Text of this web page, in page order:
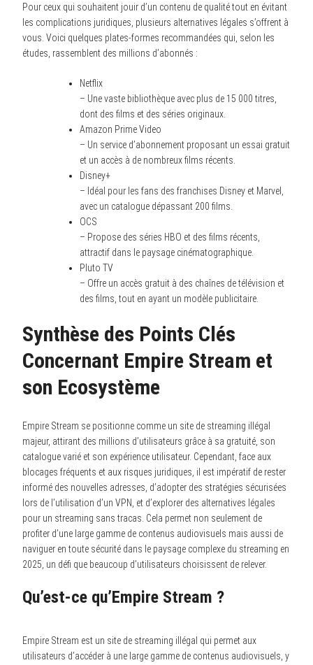
Pour ceux qui souhaitent jouir d’un contenu de qualité tout en évitant
les complications juridiques, plusieurs alternatives légales s’offrent à
vous. Voici quelques plates-formes recommandées qui, selon les
études, rassemblent des millions d’abonnés :
Netflix
– Une vaste bibliothèque avec plus de 15 000 titres,
dont des films et des séries originaux.
Amazon Prime Video
– Un service d’abonnement proposant un essai gratuit
et un accès à de nombreux films récents.
Disney+
– Idéal pour les fans des franchises Disney et Marvel,
avec un catalogue dépassant 200 films.
OCS
– Propose des séries HBO et des films récents,
attractif dans le paysage cinématographique.
Pluto TV
– Offre un accès gratuit à des chaînes de télévision et
des films, tout en ayant un modèle publicitaire.
Synthèse des Points Clés
Concernant Empire Stream et
son Ecosystème
Empire Stream se positionne comme un site de streaming illégal
majeur, attirant des millions d’utilisateurs grâce à sa gratuité, son
catalogue varié et son expérience utilisateur. Cependant, face aux
blocages fréquents et aux risques juridiques, il est impératif de rester
informé des nouvelles adresses, d’adopter des stratégies sécurisées
lors de l’utilisation d’un VPN, et d’explorer des alternatives légales
pour un streaming sans tracas. Cela permet non seulement de
profiter d’une large gamme de contenus audiovisuels mais aussi de
naviguer en toute sécurité dans le paysage complexe du streaming en
2025, un défi que beaucoup d’utilisateurs choisissent de relever.
Qu’est-ce qu’Empire Stream ?
Empire Stream est un site de streaming illégal qui permet aux
utilisateurs d’accéder à une large gamme de contenus audiovisuels, y